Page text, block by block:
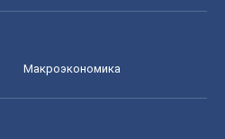
Mакроэкономика